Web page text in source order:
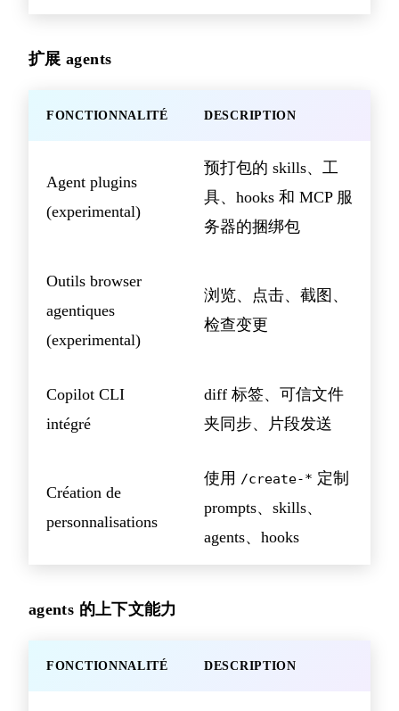
扩展 agents
FONCTIONNALITÉ DESCRIPTION
Agent plugins
(experimental)
预打包的 skills、工
具、hooks 和 MCP 服
务器的捆绑包
Outils browser
agentiques
(experimental)
浏览、点击、截图、
检查变更
Copilot CLI
intégré
diff 标签、可信文件
夹同步、片段发送
Création de
personnalisations
使用 /create-* 定制
prompts、skills、
agents、hooks
agents 的上下文能力
FONCTIONNALITÉ DESCRIPTION